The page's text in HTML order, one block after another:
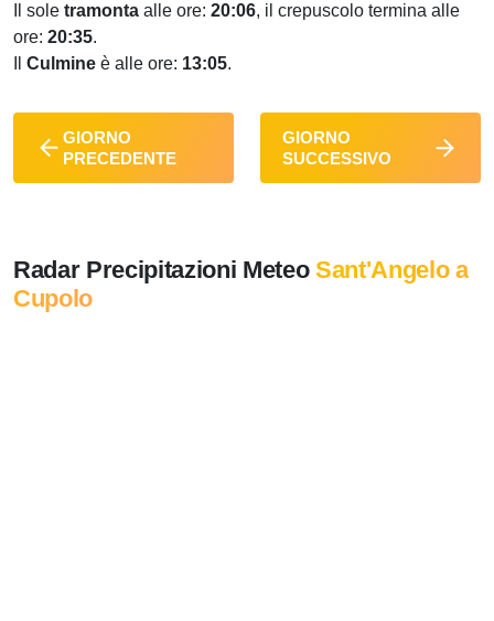
Il sole tramonta alle ore: 20:06, il crepuscolo termina alle
ore: 20:35.
Culmine è alle ore: 13:05.
GIORNO
PRECEDENTE
GIORNO
SUCCESSIVO
Radar Precipitazioni MeteoSant'Angelo a
Cupolo